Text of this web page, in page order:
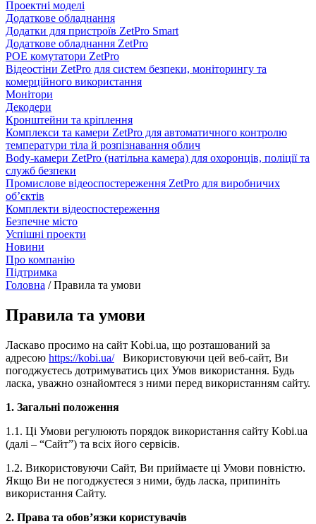
Проектні моделі
Додаткове обладнання
Додатки для пристроїв ZetPro Smart
Додаткове обладнання ZetPro
POE комутатори ZetPro
Відеостіни ZetPro для систем безпеки, моніторингу та
комерційного використання
Монітори
Декодери
Кронштейни та кріплення
Комплекси та камери ZetPro для автоматичного контролю
температури тіла й розпізнавання облич
Body-камери ZetPro (натільна камера) для охоронців, поліції та
служб безпеки
Промислове відеоспостереження ZetPro для виробничих
об’єктів
Комплекти відеоспостереження
Безпечне місто
Успішні проекти
Новини
Про компанію
Підтримка
Головна / Правила та умови
Правила та умови
Ласкаво просимо на сайт Kobi.ua, що розташований за
адресою https://kobi.ua/Використовуючи цей веб-сайт, Ви
погоджуєтесь дотримуватись цих Умов використання. Будь
ласка, уважно ознайомтеся з ними перед використанням сайту.
1. Загальні положення
1.1. Ці Умови регулюють порядок використання сайту Kobi.ua
(далі – “Сайт”) та всіх його сервісів.
1.2. Використовуючи Сайт, Ви приймаєте ці Умови повністю.
Якщо Ви не погоджуєтеся з ними, будь ласка, припиніть
використання Сайту.
2. Права та обов’язки користувачів